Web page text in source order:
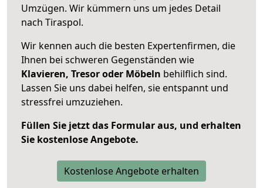
Umzügen. Wir kümmern uns um jedes Detail
nach Tiraspol.
Wir kennen auch die besten Expertenfirmen, die
Ihnen bei schweren Gegenständen wie
Klavieren, Tresor oder Möbeln behilflich sind.
Lassen Sie uns dabei helfen, sie entspannt und
stressfrei umzuziehen.
Füllen Sie jetzt das Formular aus, und erhalten
Sie kostenlose Angebote.
Kostenlose Angebote erhalten